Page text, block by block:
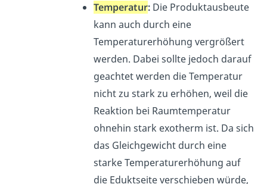
Temperatur: Die Produktausbeute
kann auch durch eine
Temperaturerhöhung vergrößert
werden. Dabei sollte jedoch darauf
geachtet werden die Temperatur
nicht zu stark zu erhöhen, weil die
Reaktion bei Raumtemperatur
ohnehin stark exotherm ist. Da sich
das Gleichgewicht durch eine
starke Temperaturerhöhung auf
die Eduktseite verschieben würde,